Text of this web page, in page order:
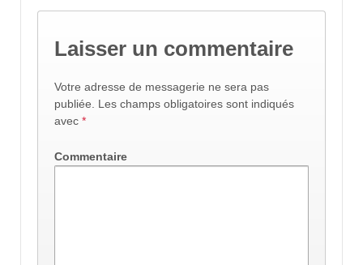
Laisser un commentaire
Votre adresse de messagerie ne sera pas
publiée. Les champs obligatoires sont indiqués
avec *
Commentaire